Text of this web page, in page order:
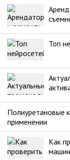
Топ
Полиуретановые
применении
Как